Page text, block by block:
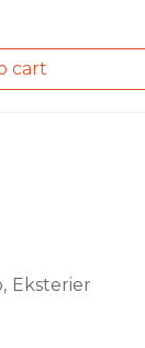
cart
Eksterier